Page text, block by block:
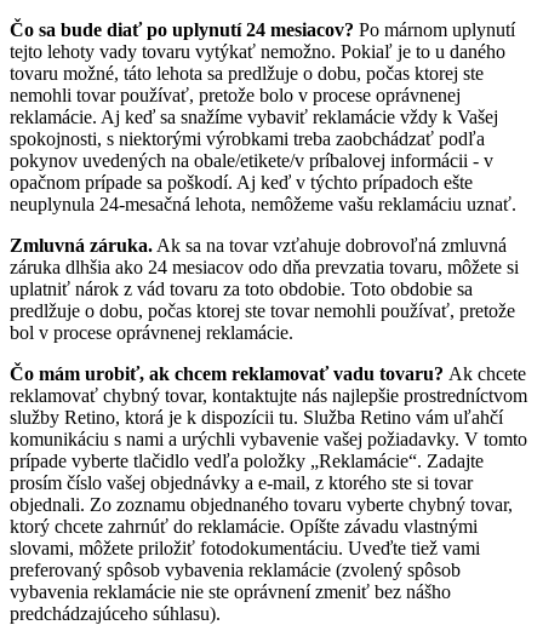
Čo sa bude diať po uplynutí 24 mesiacov? Po márnom uplynutí
tejto lehoty vady tovaru vytýkať nemožno. Pokiaľ je to u daného
tovaru možné, táto lehota sa predlžuje o dobu, počas ktorej ste
nemohli tovar používať, pretože bolo v procese oprávnenej
reklamácie. Aj keď sa snažíme vybaviť reklamácie vždy k Vašej
spokojnosti, s niektorými výrobkami treba zaobchádzať podľa
pokynov uvedených na obale/etikete/v príbalovej informácii - v
opačnom prípade sa poškodí. Aj keď v týchto prípadoch ešte
neuplynula 24-mesačná lehota, nemôžeme vašu reklamáciu uznať.
Zmluvná záruka. Ak sa na tovar vzťahuje dobrovoľná zmluvná
záruka dlhšia ako 24 mesiacov odo dňa prevzatia tovaru, môžete si
uplatniť nárok z vád tovaru za toto obdobie. Toto obdobie sa
predlžuje o dobu, počas ktorej ste tovar nemohli používať, pretože
bol v procese oprávnenej reklamácie.
Čo mám urobiť, ak chcem reklamovať vadu tovaru? Ak chcete
reklamovať chybný tovar, kontaktujte nás najlepšie prostredníctvom
služby Retino, ktorá je k dispozícii tu. Služba Retino vám uľahčí
komunikáciu s nami a urýchli vybavenie vašej požiadavky. V tomto
prípade vyberte tlačidlo vedľa položky „Reklamácie“. Zadajte
prosím číslo vašej objednávky a e-mail, z ktorého ste si tovar
objednali. Zo zoznamu objednaného tovaru vyberte chybný tovar,
ktorý chcete zahrnúť do reklamácie. Opíšte závadu vlastnými
slovami, môžete priložiť fotodokumentáciu. Uveďte tiež vami
preferovaný spôsob vybavenia reklamácie (zvolený spôsob
vybavenia reklamácie nie ste oprávnení zmeniť bez nášho
predchádzajúceho súhlasu).